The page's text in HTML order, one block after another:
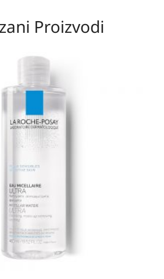
Proizvodi